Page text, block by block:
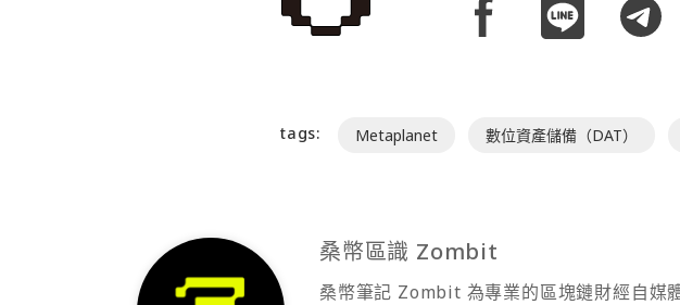
tags: Metaplanet 數位資產儲備（DAT）
桑幣區識 Zombit
桑幣筆記 Zombit 為專業的區塊鏈財經自媒